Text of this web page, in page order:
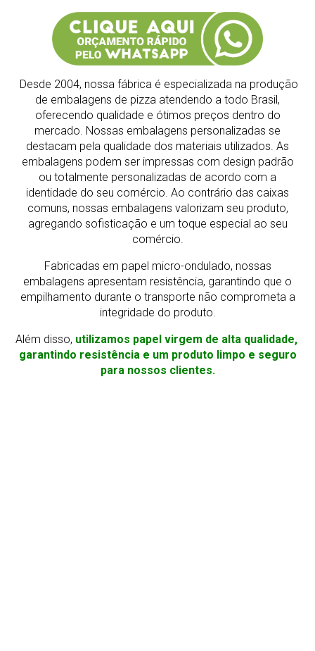
Desde 2004, nossa fábrica é especializada na produção
de embalagens de pizza atendendo a todo Brasil,
oferecendo qualidade e ótimos preços dentro do
mercado. Nossas embalagens personalizadas se
destacam pela qualidade dos materiais utilizados. As
embalagens podem ser impressas com design padrão
ou totalmente personalizadas de acordo com a
identidade do seu comércio. Ao contrário das caixas
comuns, nossas embalagens valorizam seu produto,
agregando sofisticação e um toque especial ao seu
comércio.
Fabricadas em papel micro-ondulado, nossas
embalagens apresentam resistência, garantindo que o
empilhamento durante o transporte não comprometa a
integridade do produto.
Além disso, utilizamos papel virgem de alta qualidade,
garantindo resistência e um produto limpo e seguro
para nossos clientes.